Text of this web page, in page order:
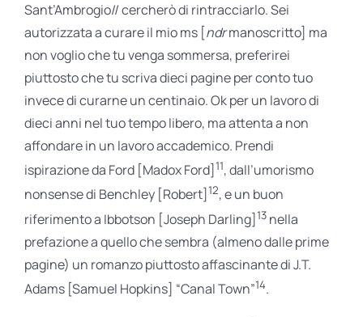
Sant’Ambrogio// cercherò di rintracciarlo. Sei
autorizzata a curare il mio ms [ndrmanoscritto] ma
non voglio che tu venga sommersa, preferirei
piuttosto che tu scriva dieci pagine per conto tuo
invece di curarne un centinaio. Ok per un lavoro di
dieci anni nel tuo tempo libero, ma attenta a non
affondare in un lavoro accademico. Prendi
ispirazione da Ford [Madox Ford] 11, dall’umorismo
nonsense di Benchley [Robert] 12, e un buon
riferimento a Ibbotson [Joseph Darling] 13 nella
prefazione a quello che sembra (almeno dalle prime
pagine) un romanzo piuttosto affascinante di J.T.
Adams [Samuel Hopkins] “Canal Town”14.